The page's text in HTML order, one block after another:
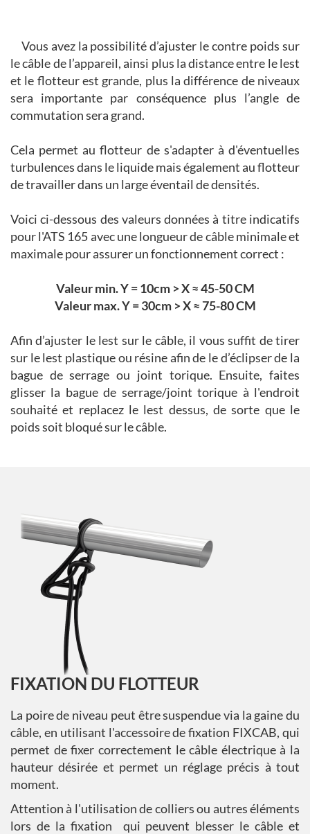
Vous avez la possibilité d’ajuster le contre poids sur
le câble de l’appareil, ainsi plus la distance entre le lest
et le flotteur est grande, plus la différence de niveaux
sera importante par conséquence plus l’angle de
commutation sera grand.
Cela permet au flotteur de s'adapter à d'éventuelles
turbulences dans le liquide mais également au flotteur
de travailler dans un large éventail de densités.
Voici ci-dessous des valeurs données à titre indicatifs
pour l'ATS 165 avec une longueur de câble minimale et
maximale pour assurer un fonctionnement correct :
Valeur min. Y = 10cm > X ≈ 45-50 CM
Valeur max. Y = 30cm > X ≈ 75-80 CM
Afin d’ajuster le lest sur le câble, il vous suffit de tirer
sur le lest plastique ou résine afin de le d’éclipser de la
bague de serrage ou joint torique. Ensuite, faites
glisser la bague de serrage/joint torique à l'endroit
souhaité et replacez le lest dessus, de sorte que le
poids soit bloqué sur le câble.
FIXATION DU FLOTTEUR
La poire de niveau peut être suspendue via la gaine du
câble, en utilisant l'accessoire de fixation FIXCAB, qui
permet de fixer correctement le câble électrique à la
hauteur désirée et permet un réglage précis à tout
moment.
Attention à l'utilisation de colliers ou autres éléments
lors de la fixation qui peuvent blesser le câble et